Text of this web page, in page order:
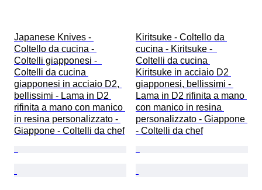
Japanese Knives -
Coltello da cucina -
Coltelli giapponesi -
Coltelli da cucina
giapponesi in acciaio D2,
bellissimi - Lama in D2
rifinita a mano con manico
in resina personalizzato -
Giappone - Coltelli da chef
Kiritsuke - Coltello da
cucina - Kiritsuke -
Coltelli da cucina
Kiritsuke in acciaio D2
giapponesi, bellissimi -
Lama in D2 rifinita a mano
con manico in resina
personalizzato - Giappone
- Coltelli da chef